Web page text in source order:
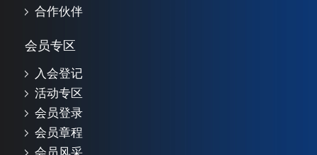
合作伙伴
会员专区
入会登记
活动专区
会员登录
会员章程